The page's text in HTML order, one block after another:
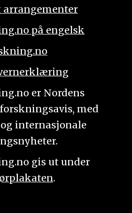
arrangementer
på engelsk
er Nordens
med
internasjonale
gis ut under
.